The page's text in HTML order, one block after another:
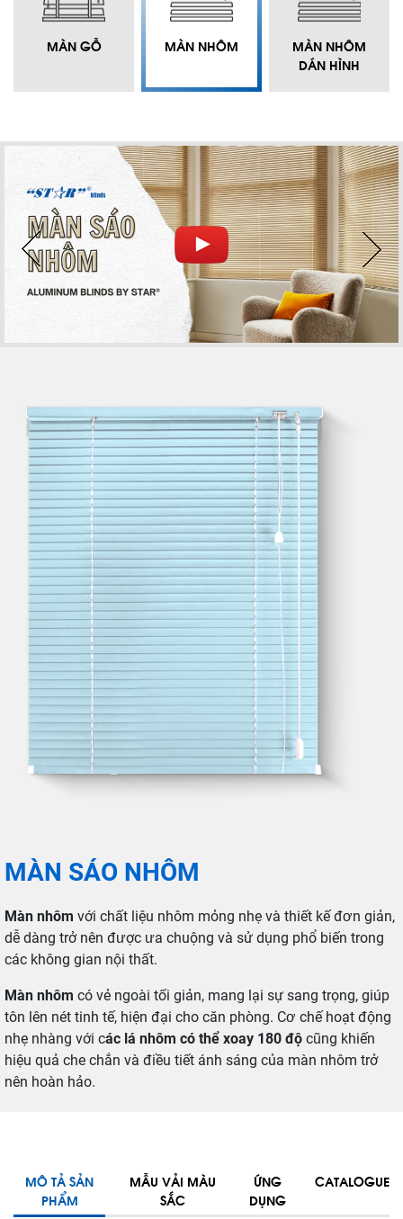
MÀN GỖ MÀN NHÔM
MÀN NHÔM
DÁN HÌNH
MÀN SÁO NHÔM
Màn nhôm với chất liệu nhôm mỏng nhẹ và thiết kế đơn giản,
dễ dàng trở nên được ưa chuộng và sử dụng phổ biến trong
các không gian nội thất.
Màn nhôm có vẻ ngoài tối giản, mang lại sự sang trọng, giúp
tôn lên nét tinh tế, hiện đại cho căn phòng. Cơ chế hoạt động
nhẹ nhàng với các lá nhôm có thể xoay 180 độ cũng khiến
hiệu quả che chắn và điều tiết ánh sáng của màn nhôm trở
nên hoàn hảo.
MÔ TẢ SẢN
PHẨM
MẪU VẢI MÀU
SẮC
ỨNG
DỤNG
CATALOGUE